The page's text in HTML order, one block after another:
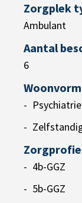
Zorgplek
Ambulant
Aantal
6
Woonvorm
Psychiatrie
4b-GGZ
5b-GGZ